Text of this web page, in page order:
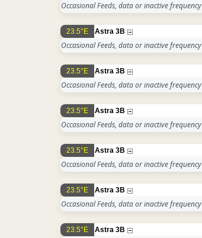
Occasional Feeds, data or inactive frequency
23.5°E Astra 3B
Occasional Feeds, data or inactive frequency
23.5°E Astra 3B
Occasional Feeds, data or inactive frequency
23.5°E Astra 3B
Occasional Feeds, data or inactive frequency
23.5°E Astra 3B
Occasional Feeds, data or inactive frequency
23.5°E Astra 3B
Occasional Feeds, data or inactive frequency
23.5°E Astra 3B